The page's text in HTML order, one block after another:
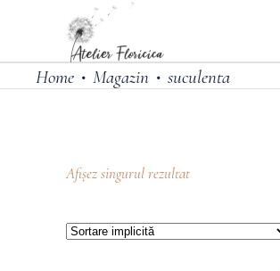
Home • Magazin • suculenta
Afișez singurul rezultat